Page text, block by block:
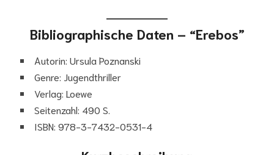
Bibliographische Daten – “Erebos”
Autorin: Ursula Poznanski
Genre: Jugendthriller
Verlag: Loewe
Seitenzahl: 490 S.
ISBN: 978-3-7432-0531-4